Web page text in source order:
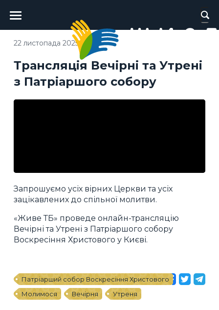
Головне
меню
Трансляція Вечірні та Утрені
з Патріаршого собору
22 листопада 2025
Запрошуємо усіх вірних Церкви та усіх
зацікавлених до спільної молитви.
«Живе ТБ» проведе онлайн-трансляцію
Вечірні та Утрені з Патріаршого собору
Воскресіння Христового у Києві.
Патріарший собор Воскресіння Христового
Молимося
Вечірня Утреня